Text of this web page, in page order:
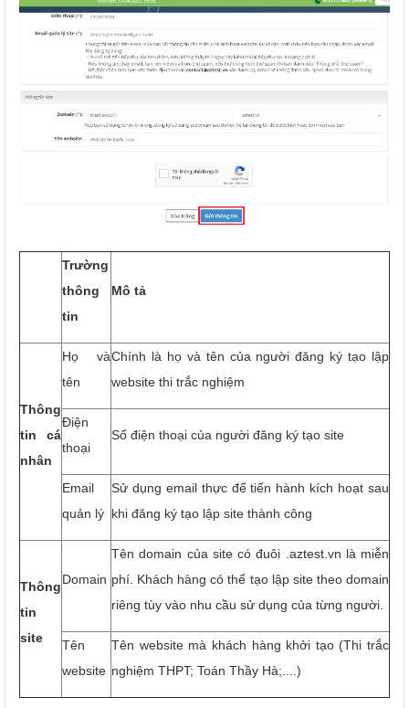
Trường
thông
tin
Mô tả
Thông
tin cá
nhân
Họ và
tên
Chính là họ và tên của người đăng ký tạo lập
website thi trắc nghiệm
Điện
thoại
Số điện thoại của người đăng ký tạo site
Email
quản lý
Sử dụng email thực để tiến hành kích hoạt sau
khi đăng ký tạo lập site thành công
Thông
tin
site
Domain
Tên domain của site có đuôi .aztest.vn là miễn
phí. Khách hàng có thể tạo lập site theo domain
riêng tùy vào nhu cầu sử dụng của từng người.
Tên
website
Tên website mà khách hàng khởi tạo (Thi trắc
nghiệm THPT; Toán Thầy Hà;....)